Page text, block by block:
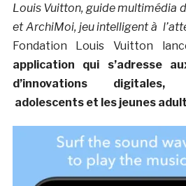
Louis Vuitton, guide multimédia
et ArchiMoi, jeu intelligent à
Fondation Louis Vuitton
application qui s’adresse
d’innovations
adolescents et les jeunes